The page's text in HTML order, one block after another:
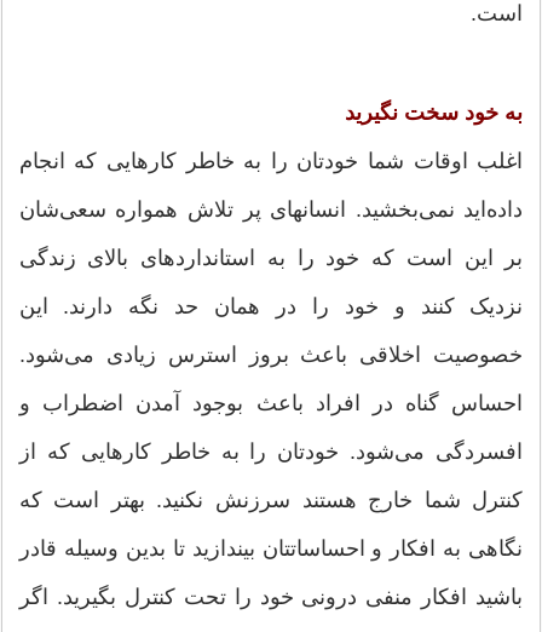
است.
به خود سخت نگیرید
اغلب اوقات شما خودتان را به خاطر کارهایی که انجام
داده‌اید نمی‌بخشید. انسانهای پر تلاش همواره سعی‌شان
بر این است که خود را به استاندارد‌های بالای زندگی
نزدیک کنند و خود را در همان حد نگه دارند. این
خصوصیت اخلاقی باعث بروز استرس زیادی می‌شود.
احساس گناه در افراد باعث بوجود آمدن اضطراب و
افسردگی می‌شود. خودتان را به خاطر کارهایی که از
کنترل شما خارج هستند سرزنش نکنید. بهتر است که
نگاهی به افکار و احساساتتان بیندازید تا بدین وسیله قادر
باشید افکار منفی درونی خود را تحت کنترل بگیرید. اگر